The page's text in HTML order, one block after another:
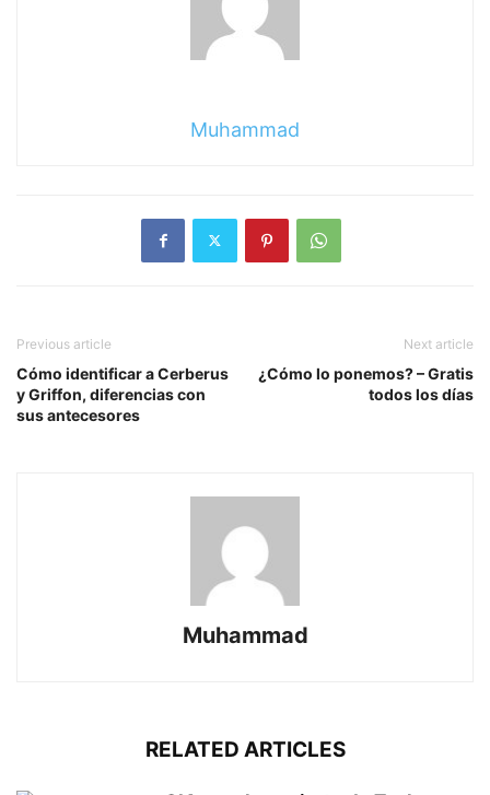
Muhammad
Previous article
Cómo identificar a Cerberus
y Griffon, diferencias con
sus antecesores
Next article
¿Cómo lo ponemos? – Gratis
todos los días
Muhammad
RELATED ARTICLES